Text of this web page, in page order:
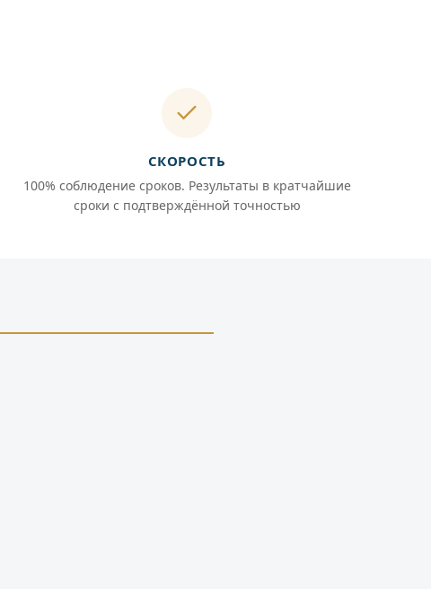
СКОРОСТЬ
100% соблюдение сроков. Результаты в кратчайшие
сроки с подтверждённой точностью